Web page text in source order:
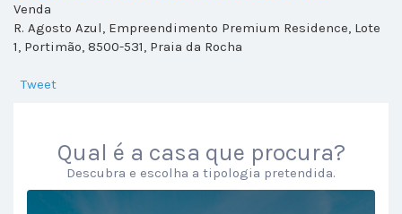
Venda
R. Agosto Azul, Empreendimento Premium Residence, Lote
1, Portimão, 8500-531, Praia da Rocha
Tweet
Qual é a casa que procura?
Descubra e escolha a tipologia pretendida.